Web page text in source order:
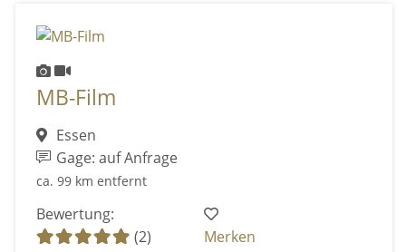
MB-Film
Essen
Gage: auf Anfrage
ca. 99 km entfernt
Bewertung:
(2)
Merken